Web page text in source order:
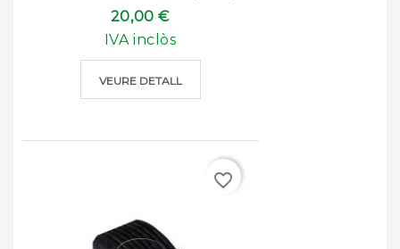
20,00 €
IVA inclòs
VEURE DETALL
favorite_border